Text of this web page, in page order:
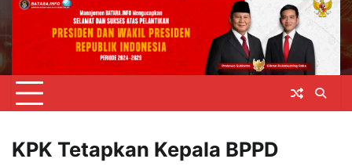
KPK Tetapkan Kepala BPPD